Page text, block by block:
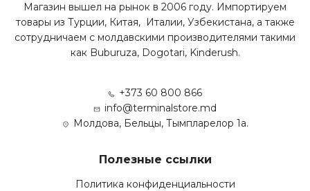
Магазин вышел на рынок в 2006 году. Импортируем
товары из Турции, Китая, Италии, Узбекистана, а также
сотрудничаем с молдавскими производителями такими
как Buburuza, Dogotari, Kinderush.
+373 60 800 866
info@terminalstore.md
Молдова, Бельцы, Тымпларелор 1а.
Полезные ссылки
Политика конфиденциальности